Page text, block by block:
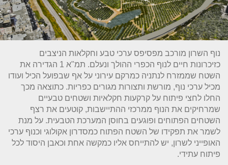
נוף השרון מורכב מפסיפס ערכי טבע וחקלאות הניצבים
כזיכרונות חיים לנוף הכפרי ההולך ונעלם. תמ"א 1 הגדירה את
השטח שממזרח לנתניה כמרקם עירוני על אף שבפועל הכיל ועודו
מכיל ערכי נוף, מורשת ותצורות מגורים כפריות. כתוצאה מכך
החלו לחצי פיתוח על קרקעות חקלאיות ושטחים טבעיים
שמרחיקים את הנוף ממרכזי ההתיישבות, קוטעים את רצף
השטחים הפתוחים ופוגעים בחוסן המערכת הטבעית. על מנת
לשמר את תפקידו של השטח הפתוח כמסדרון אקולוגי וכנוף ערכי
האופייני לשרון, יש להתייחס אליו כמקשה אחת וכאבן היסוד לכל
פיתוח עתידי.